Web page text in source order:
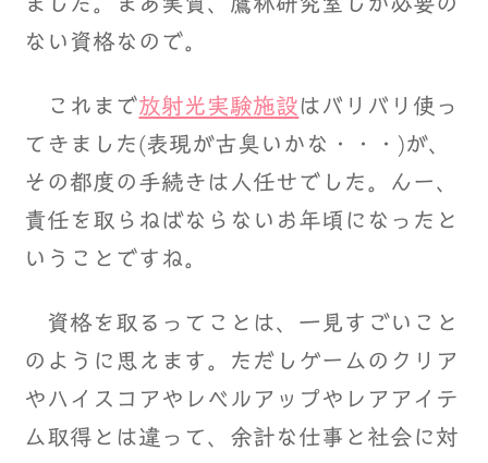
ない資格なので。
これまで放射光実験施設 はバリバリ使っ
てきました(表現が古臭いかな・・・)が、
その都度の手続きは人任せでした。んー、
責任を取らねばならないお年頃になったと
いうことですね。
資格を取るってことは、一見すごいこと
のように思えます。ただしゲームのクリア
やハイスコアやレベルアップやレアアイテ
ム取得とは違って、余計な仕事と社会に対